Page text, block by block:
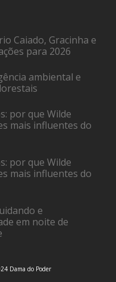
Caiado, Gracinha e
para 2026
ambiental e
por que Wilde
mais influentes do
por que Wilde
mais influentes do
e
em noite de
Dama do Poder